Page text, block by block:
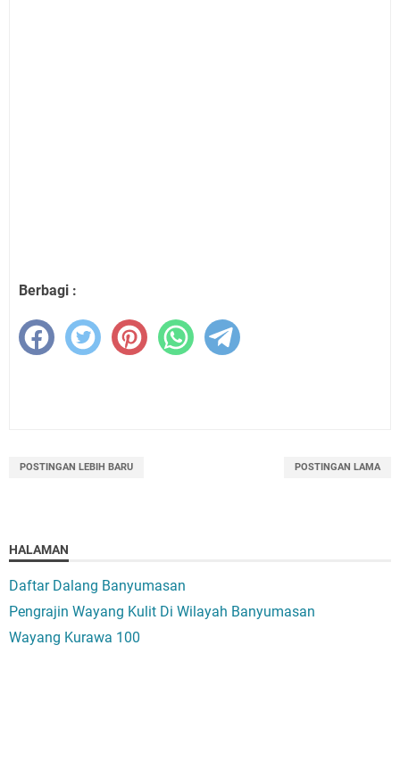
Berbagi :
POSTINGAN LEBIH BARU POSTINGAN LAMA
HALAMAN
Daftar Dalang Banyumasan
Pengrajin Wayang Kulit Di Wilayah Banyumasan
Wayang Kurawa 100